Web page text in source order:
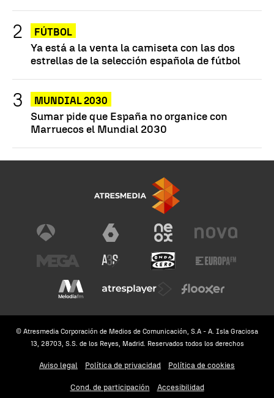
FÚTBOL
Ya está a la venta la camiseta con las dos
estrellas de la selección española de fútbol
MUNDIAL 2030
Sumar pide que España no organice con
Marruecos el Mundial 2030
© Atresmedia Corporación de Medios de Comunicación, S.A - A. Isla Graciosa
13, 28703, S.S. de los Reyes, Madrid. Reservados todos los derechos
Aviso legal Política de privacidad Política de cookies
Cond. de participación Accesibilidad